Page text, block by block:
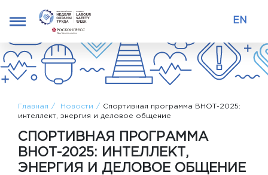
EN
Главная Новости
Спортивная программа ВНОТ-2025:
интеллект, энергия и деловое общение
СПОРТИВНАЯ ПРОГРАММА
ВНОТ-2025: ИНТЕЛЛЕКТ,
ЭНЕРГИЯ И ДЕЛОВОЕ ОБЩЕНИЕ